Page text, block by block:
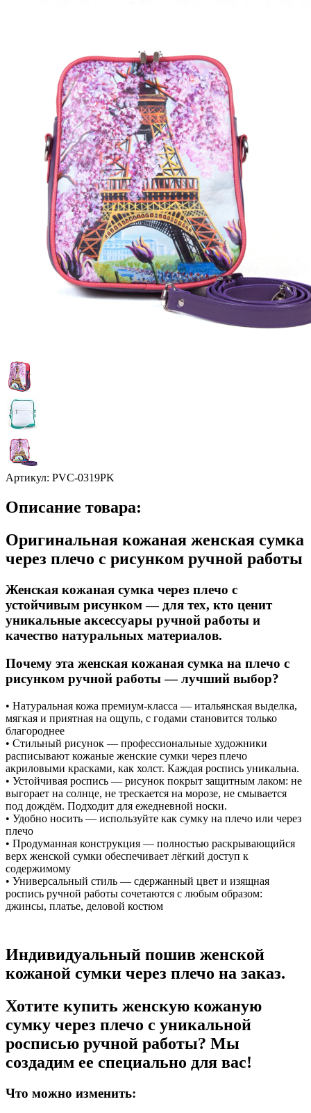
Артикул: PVC-0319PK
Описание товара:
Оригинальная кожаная женская сумка
через плечо с рисунком ручной работы
Женская кожаная сумка через плечо с
устойчивым рисунком — для тех, кто ценит
уникальные аксессуары ручной работы и
качество натуральных материалов.
Почему эта женская кожаная сумка на плечо с
рисунком ручной работы — лучший выбор?
• Натуральная кожа премиум-класса — итальянская выделка,
мягкая и приятная на ощупь, с годами становится только
благороднее
• Стильный рисунок — профессиональные художники
расписывают кожаные женские сумки через плечо
акриловыми красками, как холст. Каждая роспись уникальна.
• Устойчивая роспись — рисунок покрыт защитным лаком: не
выгорает на солнце, не трескается на морозе, не смывается
под дождём. Подходит для ежедневной носки.
• Удобно носить — используйте как сумку на плечо или через
плечо
• Продуманная конструкция — полностью раскрывающийся
верх женской сумки обеспечивает лёгкий доступ к
содержимому
• Универсальный стиль — сдержанный цвет и изящная
роспись ручной работы сочетаются с любым образом:
джинсы, платье, деловой костюм
Индивидуальный пошив женской
кожаной сумки через плечо на заказ.
Хотите купить женскую кожаную
сумку через плечо с уникальной
росписью ручной работы? Мы
создадим ее специально для вас!
Что можно изменить: